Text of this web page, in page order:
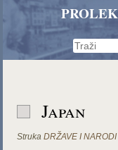
Japan
Struka DRŽAVE I NARODI